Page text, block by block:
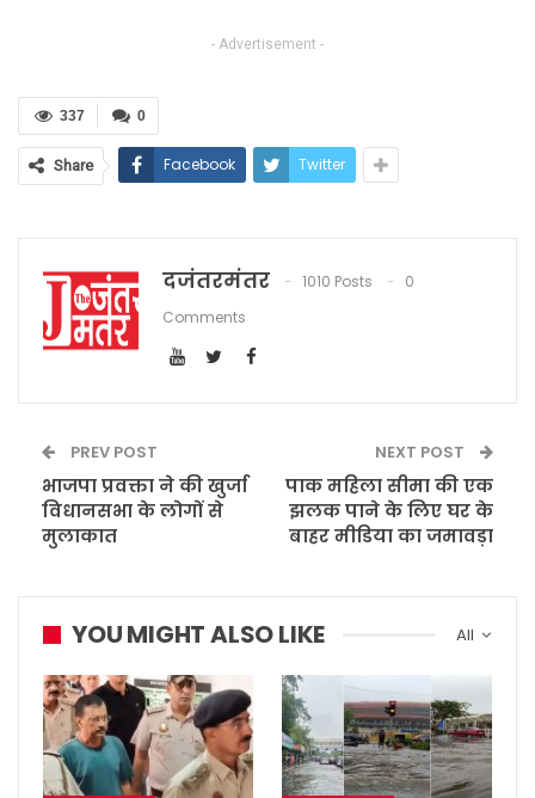
- Advertisement -
0
337
Share Facebook Twitter
दजंतरमंतर 1010 Posts
0
Comments
PREV POST
भाजपा प्रवक्ता ने की खुर्जा
विधानसभा के लोगों से
मुलाकात
NEXT POST
पाक महिला सीमा की एक
झलक पाने के लिए घर के
बाहर मीडिया का जमावड़ा
All
YOU MIGHT ALSO LIKE